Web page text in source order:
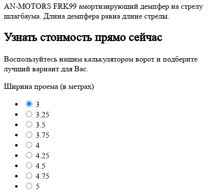
AN-MOTORS FRK99 амортизирующий демпфер на стрелу
шлагбаума. Длина демпфера равна длине стрелы.
Узнать стоимость прямо сейчас
Воспользуйтесь нашим калькулятором ворот и подберите
лучший вариант для Вас.
Ширина проема (в метрах)
3
3.25
3.5
3.75
4
4.25
4.5
4.75
5